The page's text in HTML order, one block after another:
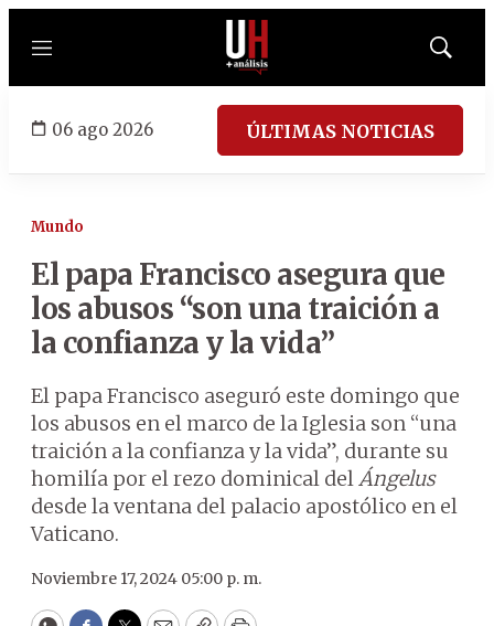
Menú
Mostrar
06 ago 2026 ÚLTIMAS NOTICIAS
Mundo
El papa Francisco asegura que
los abusos “son una traición a
la confianza y la vida”
El papa Francisco aseguró este domingo que
los abusos en el marco de la Iglesia son “una
traición a la confianza y la vida”, durante su
homilía por el rezo dominical delÁngelus
desde la ventana del palacio apostólico en el
Vaticano.
Noviembre 17, 2024 05:00 p. m.